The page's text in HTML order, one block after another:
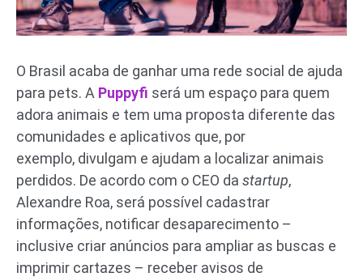
O Brasil acaba de ganhar uma rede social de ajuda
para pets. A Puppyfi será um espaço para quem
adora animais e tem uma proposta diferente das
comunidades e aplicativos que, por
exemplo, divulgam e ajudam a localizar animais
perdidos. De acordo com o CEO da startup,
Alexandre Roa, será possível cadastrar
informações, notificar desaparecimento –
inclusive criar anúncios para ampliar as buscas e
imprimir cartazes – receber avisos de